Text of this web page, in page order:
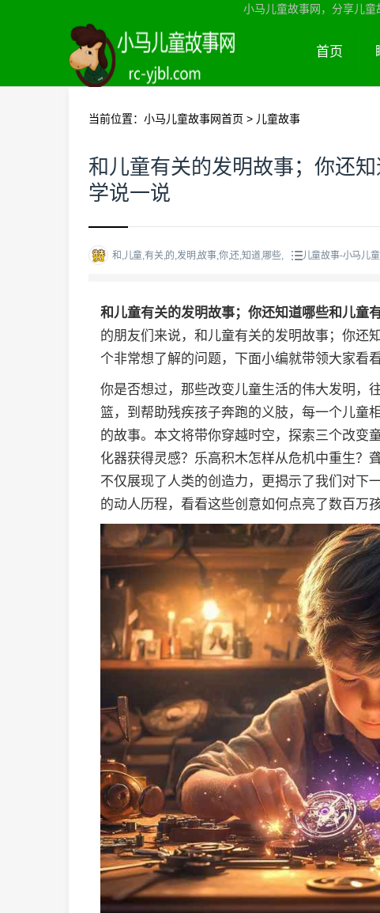
小马儿童故事网，分享儿童
首页
当前位置： 小马儿童故事网首页 > 儿童故事
和儿童有关的发明故事；你还
学说一说
和,儿童,有关,的,发明,故事,你,还,知道,哪些, 儿童故事-小马儿
和儿童有关的发明故事；你还知道哪些和儿童
的朋友们来说，和儿童有关的发明故事；你还
个非常想了解的问题，下面小编就带领大家看
你是否想过，那些改变儿童生活的伟大发明，
篮，到帮助残疾孩子奔跑的义肢，每一个儿童
的故事。本文将带你穿越时空，探索三个改
化器获得灵感？乐高积木怎样从危机中重生？
不仅展现了人类的创造力，更揭示了我们对下
的动人历程，看看这些创意如何点亮了数百万